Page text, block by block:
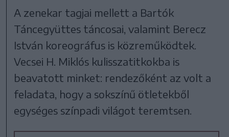
A zenekar tagjai mellett a Bartók
Táncegyüttes táncosai, valamint Berecz
István koreográfus is közreműködtek.
Vecsei H. Miklós kulisszatitkokba is
beavatott minket: rendezőként az volt a
feladata, hogy a sokszínű ötletekből
egységes színpadi világot teremtsen.